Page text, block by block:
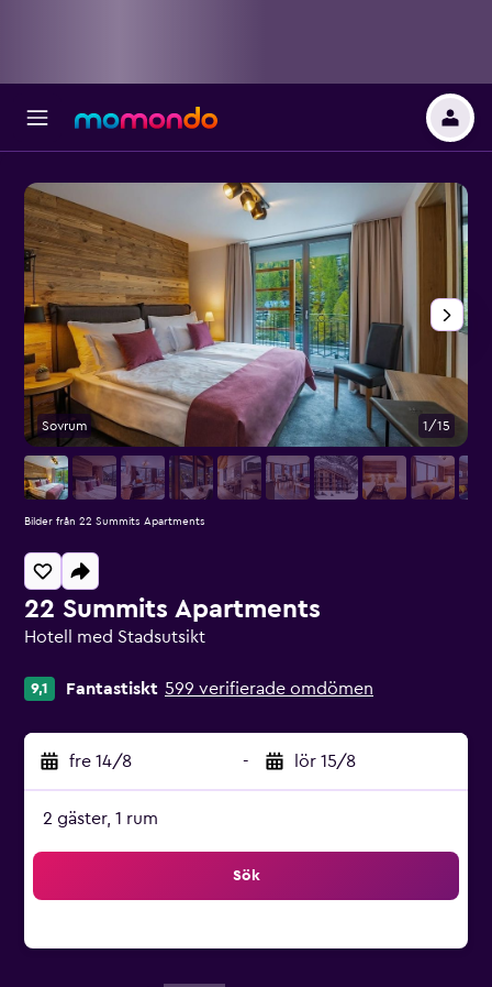
22 Summits Apartments
Hotell med Stadsutsikt
9,1 Fantastiskt 599 verifierade omdömen
fre 14/8 - lör 15/8
2 gäster, 1 rum
Sök
Sovrum 1/15
Bilder från 22 Summits Apartments